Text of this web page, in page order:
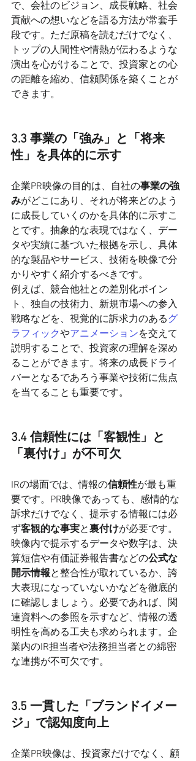
で、会社のビジョン、成長戦略、社会
貢献への想いなどを語る方法が常套手
段です。ただ原稿を読むだけでなく、
トップの人間性や情熱が伝わるような
演出を心がけることで、投資家との心
の距離を縮め、信頼関係を築くことが
できます。
3.3 事業の「強み」と「将来
性」を具体的に示す
企業PR映像の目的は、自社の事業の強
みがどこにあり、それが将来どのよう
に成長していくのかを具体的に示すこ
とです。抽象的な表現ではなく、デー
タや実績に基づいた根拠を示し、具体
的な製品やサービス、技術を映像で分
かりやすく紹介するべきです。
例えば、競合他社との差別化ポイン
ト、独自の技術力、新規市場への参入
戦略などを、視覚的に訴求力のあるグ
ラフィックやアニメーションを交えて
説明することで、投資家の理解を深め
ることができます。将来の成長ドライ
バーとなるであろう事業や技術に焦点
を当てることも重要です。
3.4 信頼性には「客観性」と
「裏付け」が不可欠
IRの場面では、情報の信頼性が最も重
要です。PR映像であっても、感情的な
訴求だけでなく、提示する情報には必
ず客観的な事実と裏付けが必要です。
映像内で提示するデータや数字は、決
算短信や有価証券報告書などの公式な
開示情報と整合性が取れているか、誇
大表現になっていないかなどを徹底的
に確認しましょう。必要であれば、関
連資料への参照を示すなど、情報の透
明性を高める工夫も求められます。企
業内のIR担当者や法務担当者との綿密
な連携が不可欠です。
3.5 一貫した「ブランドイメー
ジ」で認知度向上
企業PR映像は、投資家だけでなく、顧